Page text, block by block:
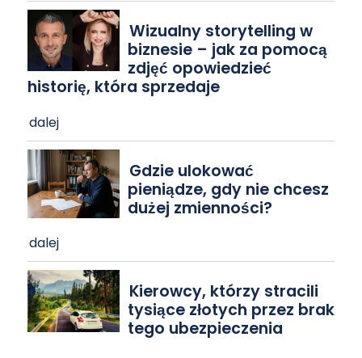
Wizualny storytelling w
biznesie – jak za pomocą
zdjęć opowiedzieć
historię, która sprzedaje
dalej
Gdzie ulokować
pieniądze, gdy nie chcesz
dużej zmienności?
dalej
Kierowcy, którzy stracili
tysiące złotych przez brak
tego ubezpieczenia